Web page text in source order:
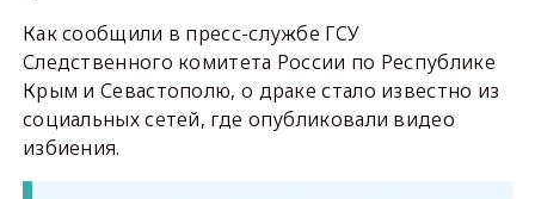
Как сообщили в пресс-службе ГCУ
Следственного комитета России по Республике
Крым и Севастополю, о драке стало известно из
социальных сетей, где опубликовали видео
избиения.